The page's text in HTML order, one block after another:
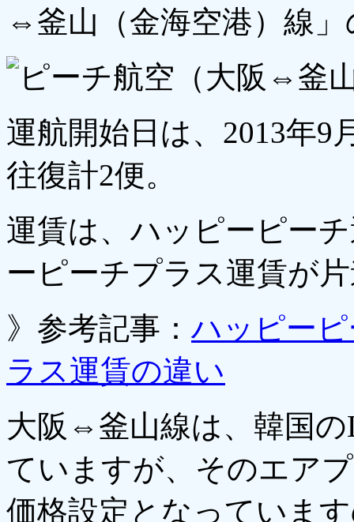
⇔釜山（金海空港）線
運航開始日は、2013年9
往復計2便。
運賃は、ハッピーピー
ーピーチプラス運賃が
》参考記事：ハッピー
ラス運賃の違い
大阪⇔釜山線は、韓国
ていますが、そのエア
価格設定となっていま